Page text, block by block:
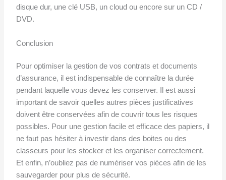
disque dur, une clé USB, un cloud ou encore sur un CD /
DVD.
Conclusion
Pour optimiser la gestion de vos contrats et documents
d’assurance, il est indispensable de connaître la durée
pendant laquelle vous devez les conserver. Il est aussi
important de savoir quelles autres pièces justificatives
doivent être conservées afin de couvrir tous les risques
possibles. Pour une gestion facile et efficace des papiers, il
ne faut pas hésiter à investir dans des boites ou des
classeurs pour les stocker et les organiser correctement.
Et enfin, n’oubliez pas de numériser vos pièces afin de les
sauvegarder pour plus de sécurité.